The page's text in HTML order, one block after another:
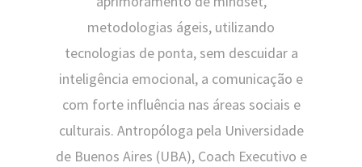
metodologias ágeis, utilizando
tecnologias de ponta, sem descuidar a
inteligência emocional, a comunicação e
com forte influência nas áreas sociais e
culturais. Antropóloga pela Universidade
de Buenos Aires (UBA), Coach Executivo e